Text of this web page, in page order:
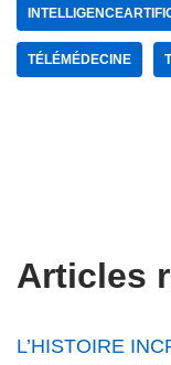
TÉLÉMÉDECINE
Articles
L’HISTOIRE